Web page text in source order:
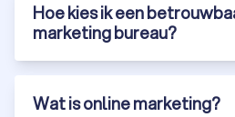
Hoe kies ik een
marketing bureau?
Wat is online marketing?